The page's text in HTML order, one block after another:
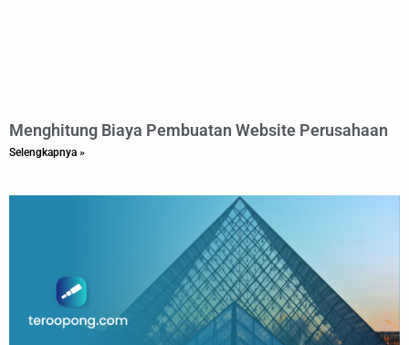
Menghitung Biaya Pembuatan Website Perusahaan
Selengkapnya »